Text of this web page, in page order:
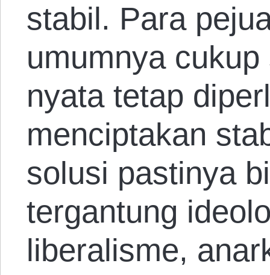
stabil. Para
umumnya
nyata tetap
menciptakan
solusi pastinya
tergantung
liberalisme,